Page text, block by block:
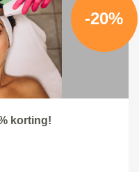
-20%
korting!